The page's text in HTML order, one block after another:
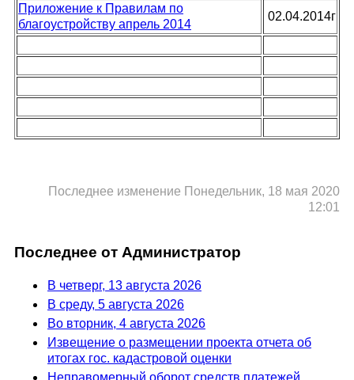
Приложение к Правилам по
благоустройству апрель 2014
02.04.2014г
Последнее изменение Понедельник, 18 мая 2020
12:01
Последнее от Администратор
В четверг, 13 августа 2026
В среду, 5 августа 2026
Во вторник, 4 августа 2026
Извещение о размещении проекта отчета об
итогах гос. кадастровой оценки